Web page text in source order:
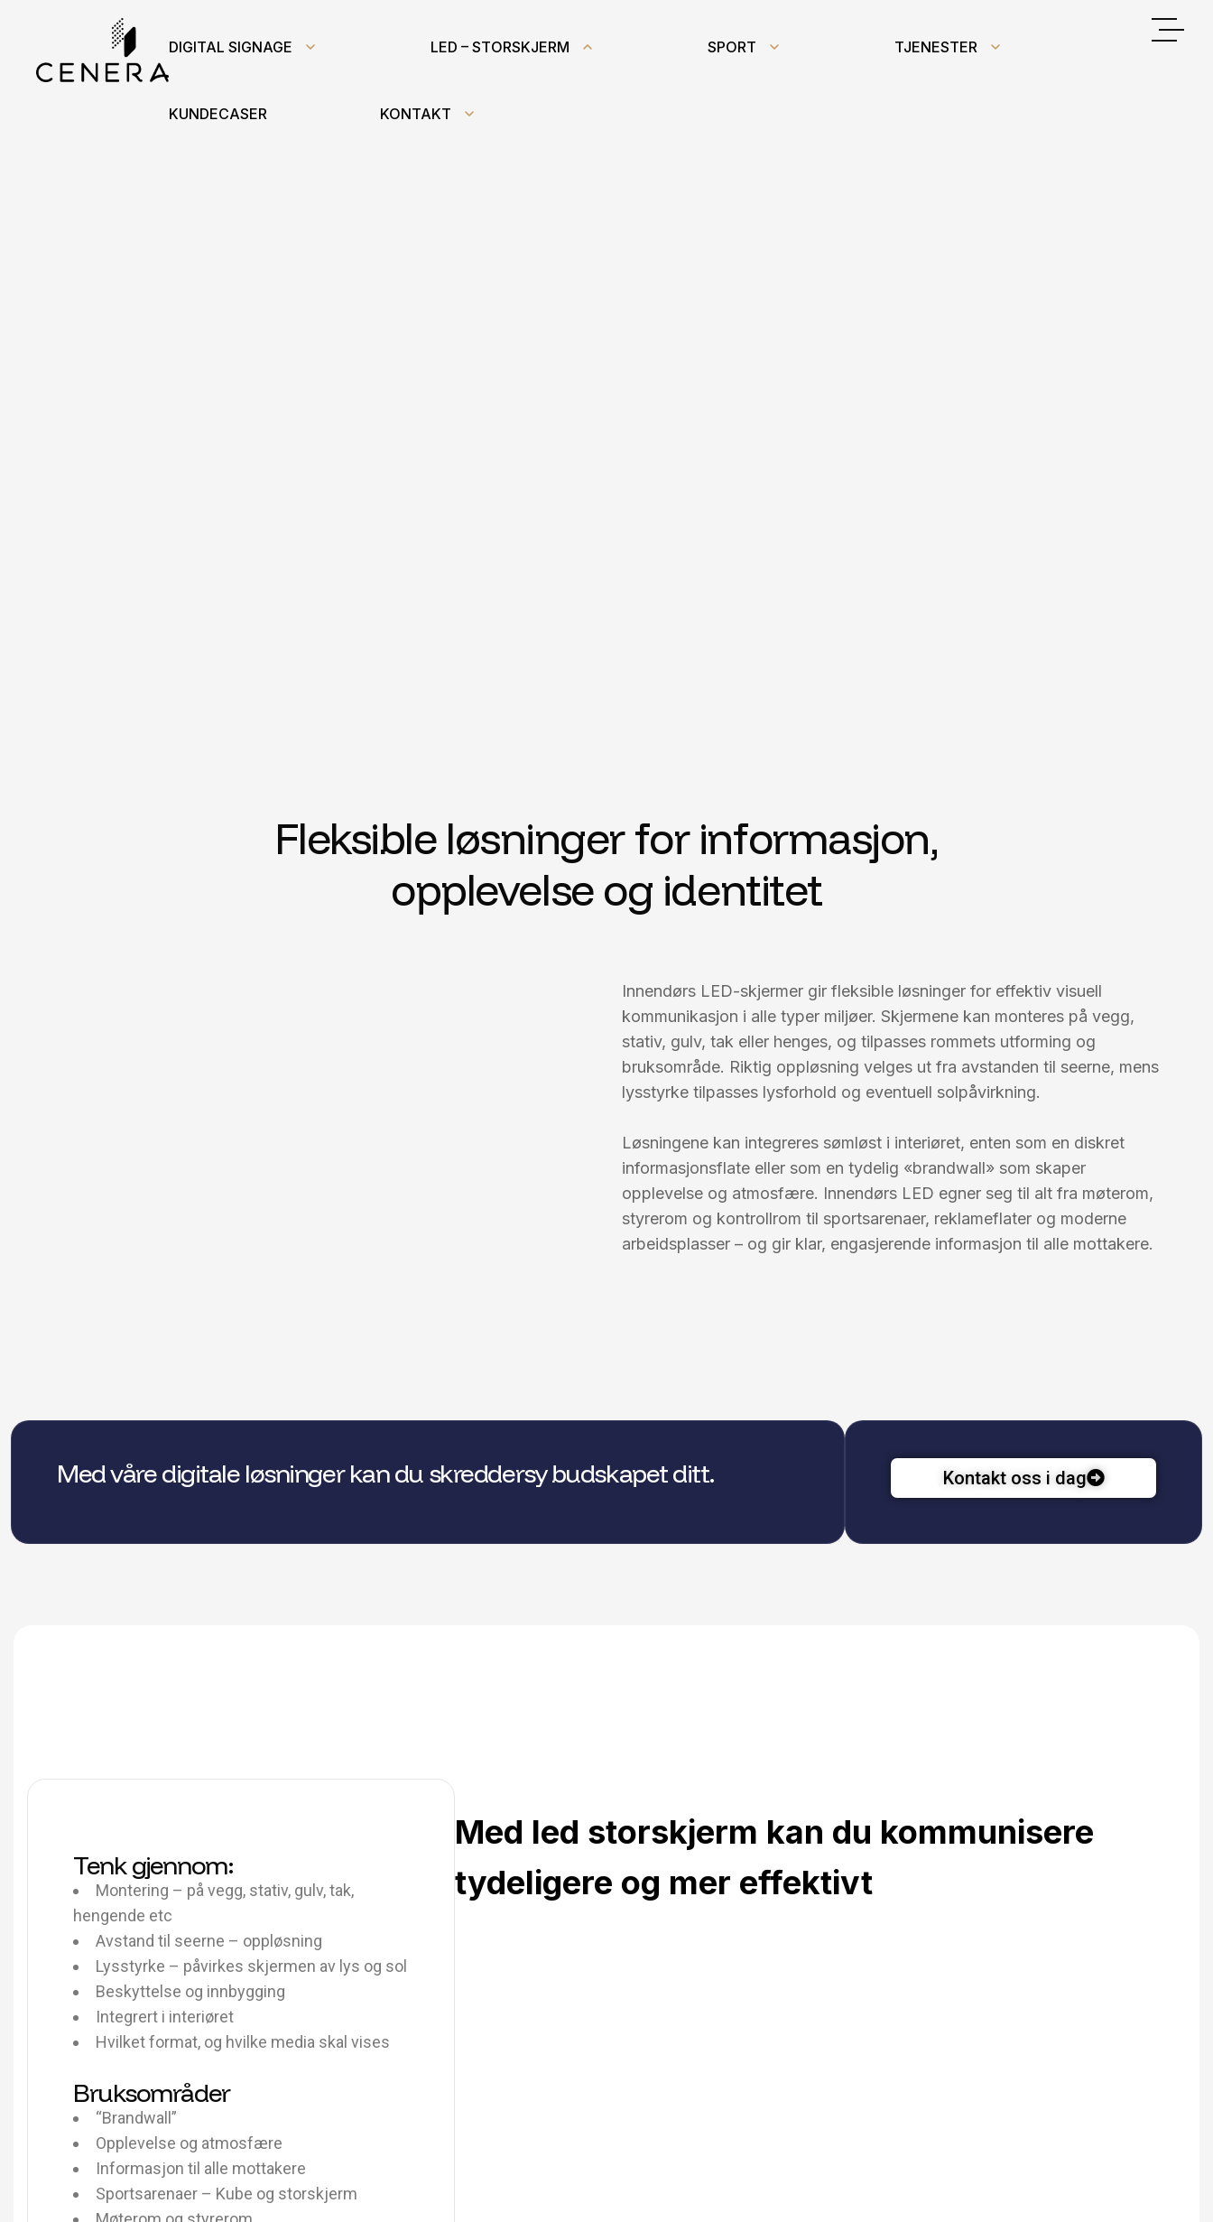
DIGITAL SIGNAGE LED – STORSKJERM SPORT TJENESTER
KUNDECASER KONTAKT
Fleksible løsninger for informasjon,
opplevelse og identitet
Innendørs LED-skjermer gir fleksible løsninger for effektiv visuell
kommunikasjon i alle typer miljøer. Skjermene kan monteres på vegg,
stativ, gulv, tak eller henges, og tilpasses rommets utforming og
bruksområde. Riktig oppløsning velges ut fra avstanden til seerne, mens
lysstyrke tilpasses lysforhold og eventuell solpåvirkning.
Løsningene kan integreres sømløst i interiøret, enten som en diskret
informasjonsflate eller som en tydelig «brandwall» som skaper
opplevelse og atmosfære. Innendørs LED egner seg til alt fra møterom,
styrerom og kontrollrom til sportsarenaer, reklameflater og moderne
arbeidsplasser – og gir klar, engasjerende informasjon til alle mottakere.
Med våre digitale løsninger kan du skreddersy budskapet ditt. Kontakt oss i dag
Tenk gjennom:
Montering – på vegg, stativ, gulv, tak,
hengende etc
Avstand til seerne – oppløsning
Lysstyrke – påvirkes skjermen av lys og sol
Beskyttelse og innbygging
Integrert i interiøret
Hvilket format, og hvilke media skal vises
Bruksområder
“Brandwall”
Opplevelse og atmosfære
Informasjon til alle mottakere
Sportsarenaer – Kube og storskjerm
Med led storskjerm kan du kommunisere
tydeligere og mer effektivt